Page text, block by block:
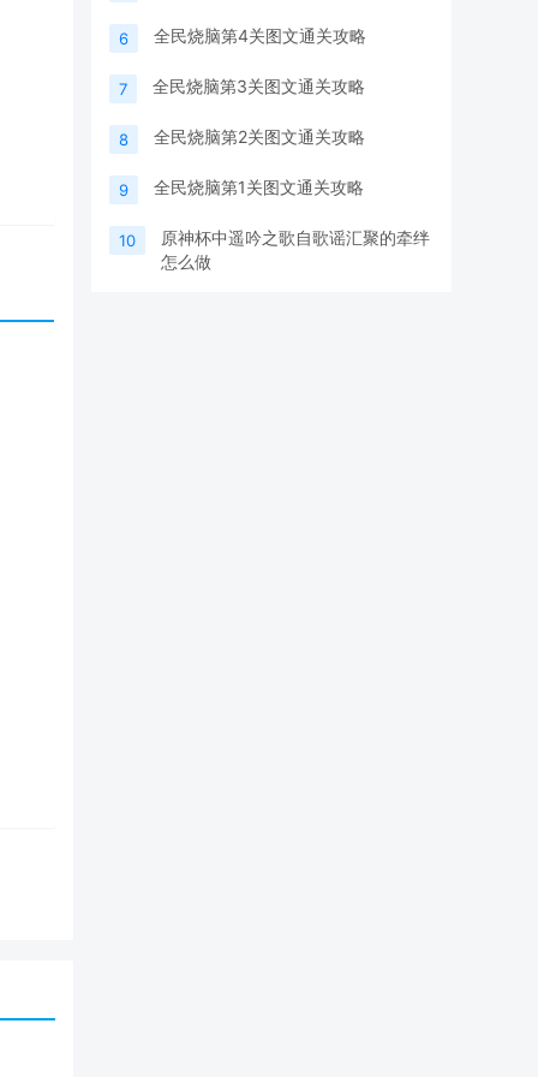
6 全民烧脑第4关图文通关攻略
7 全民烧脑第3关图文通关攻略
8 全民烧脑第2关图文通关攻略
9 全民烧脑第1关图文通关攻略
10
原神杯中遥吟之歌自歌谣汇聚的牵绊
怎么做